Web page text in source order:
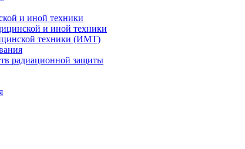
и иной техники
и иной техники
техники (ИМТ)
радиационной защиты